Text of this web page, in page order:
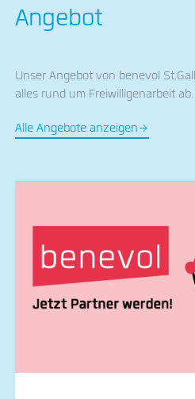
Angebot
Unser Angebot von benevol
alles rund um Freiwilligenarbeit ab.
Alle Angebote anzeigen